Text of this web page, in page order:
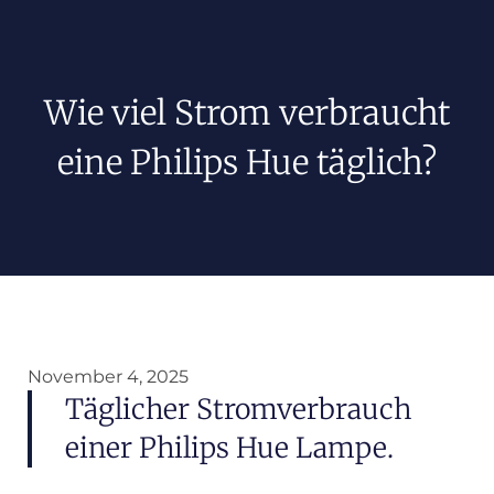
Wie viel Strom verbraucht
eine Philips Hue täglich?
November 4, 2025
Täglicher Stromverbrauch
einer Philips Hue Lampe.